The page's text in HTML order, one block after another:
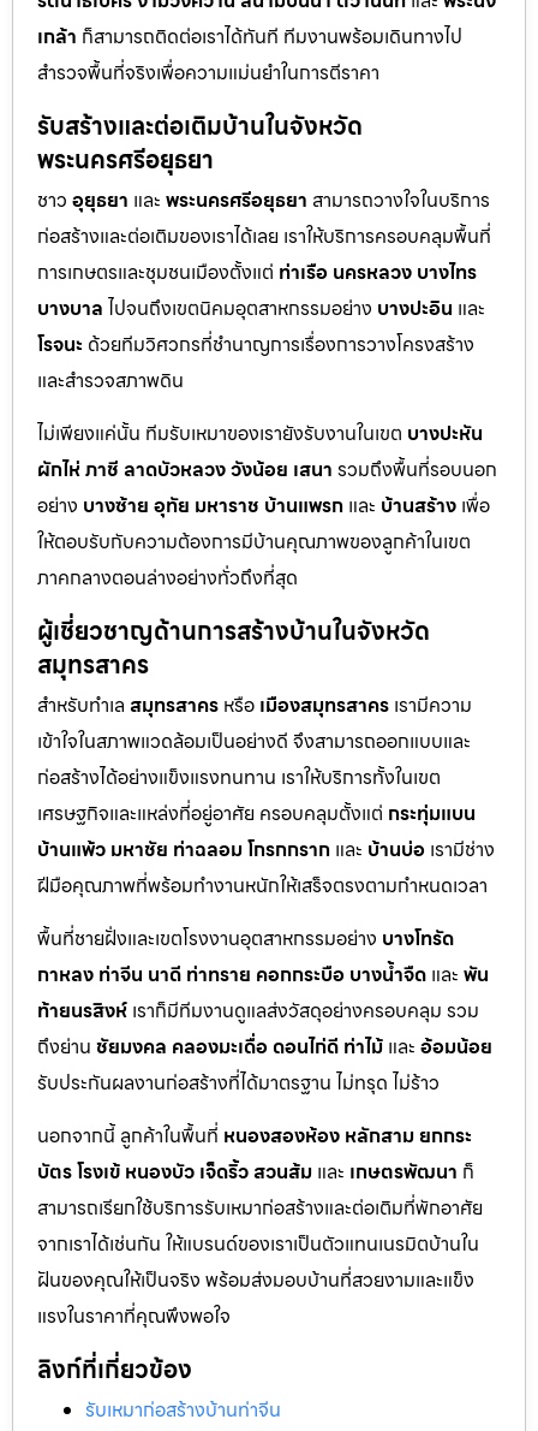
เกล้า ก็สามารถติดต่อเราได้ทันที ทีมงานพร้อมเดินทางไป
สำรวจพื้นที่จริงเพื่อความแม่นยำในการตีราคา
รับสร้างและต่อเติมบ้านในจังหวัด
พระนครศรีอยุธยา
ชาว อุยุธยา และ พระนครศรีอยุธยา สามารถวางใจในบริการ
ก่อสร้างและต่อเติมของเราได้เลย เราให้บริการครอบคลุมพื้นที่
การเกษตรและชุมชนเมืองตั้งแต่ ท่าเรือ นครหลวง บางไทร
บางบาล ไปจนถึงเขตนิคมอุตสาหกรรมอย่าง บางปะอิน และ
โรจนะ ด้วยทีมวิศวกรที่ชำนาญการเรื่องการวางโครงสร้าง
และสำรวจสภาพดิน
ไม่เพียงแค่นั้น ทีมรับเหมาของเรายังรับงานในเขต บางปะหัน
ผักไห่ภาชี ลาดบัวหลวงวังน้อย เสนา รวมถึงพื้นที่รอบนอก
อย่าง บางซ้าย อุทัย มหาราช บ้านแพรก และ บ้านสร้าง เพื่อ
ให้ตอบรับกับความต้องการมีบ้านคุณภาพของลูกค้าในเขต
ภาคกลางตอนล่างอย่างทั่วถึงที่สุด
ผู้เชี่ยวชาญด้านการสร้างบ้านในจังหวัด
สมุทรสาคร
สำหรับทำเล สมุทรสาคร หรือ เมืองสมุทรสาคร เรามีความ
เข้าใจในสภาพแวดล้อมเป็นอย่างดี จึงสามารถออกแบบและ
ก่อสร้างได้อย่างแข็งแรงทนทาน เราให้บริการทั้งในเขต
เศรษฐกิจและแหล่งที่อยู่อาศัย ครอบคลุมตั้งแต่ กระทุ่มแบน
บ้านแพ้ว มหาชัย ท่าฉลอมโกรกกราก และ บ้านบ่อ เรามีช่าง
ฝีมือคุณภาพที่พร้อมทำงานหนักให้เสร็จตรงตามกำหนดเวลา
พื้นที่ชายฝั่งและเขตโรงงานอุตสาหกรรมอย่าง บางโทรัด
กาหลง ท่าจีน นาดี ท่าทราย คอกกระบือ บางน้ำจืด และ พัน
ท้ายนรสิงห์ เราก็มีทีมงานดูแลส่งวัสดุอย่างครอบคลุม รวม
ถึงย่าน ชัยมงคล คลองมะเดื่อ ดอนไก่ดี ท่าไม้ และ อ้อมน้อย
รับประกันผลงานก่อสร้างที่ได้มาตรฐาน ไม่ทรุด ไม่ร้าว
นอกจากนี้ ลูกค้าในพื้นที่ หนองสองห้อง หลักสามยกกระ
บัตรโรงเข้ หนองบัว เจ็ดริ้วสวนส้ม และ เกษตรพัฒนา ก็
สามารถเรียกใช้บริการรับเหมาก่อสร้างและต่อเติมที่พักอาศัย
จากเราได้เช่นกัน ให้แบรนด์ของเราเป็นตัวแทนเนรมิตบ้านใน
ฝันของคุณให้เป็นจริง พร้อมส่งมอบบ้านที่สวยงามและแข็ง
แรงในราคาที่คุณพึงพอใจ
ลิงก์ที่เกี่ยวข้อง
รับเหมาก่อสร้างบ้านท่าจีน